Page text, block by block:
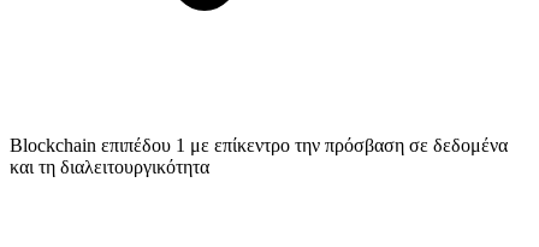
Blockchain επιπέδου 1 με επίκεντρο την πρόσβαση σε δεδομένα
και τη διαλειτουργικότητα